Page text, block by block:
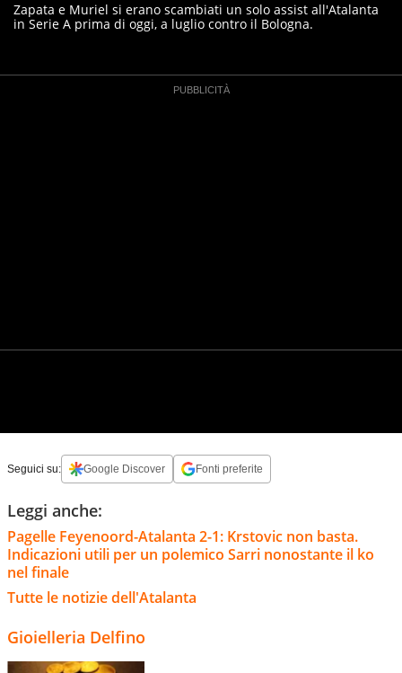
Zapata e Muriel si erano scambiati un solo assist all'Atalanta
in Serie A prima di oggi, a luglio contro il Bologna.
Seguici su: Google Discover Fonti preferite
Leggi anche:
Pagelle Feyenoord-Atalanta 2-1: Krstovic non basta.
Indicazioni utili per un polemico Sarri nonostante il ko
nel finale
Tutte le notizie dell'Atalanta
Gioielleria Delfino